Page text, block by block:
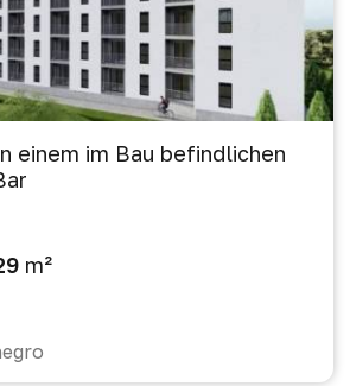
einem im Bau befindlichen
m²